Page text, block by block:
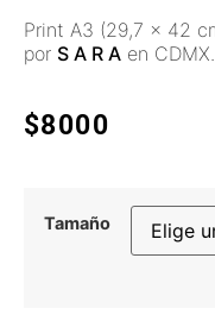
Print A3 (29,7 x 42
por S A R A en CDMX.
$8000
Tamaño